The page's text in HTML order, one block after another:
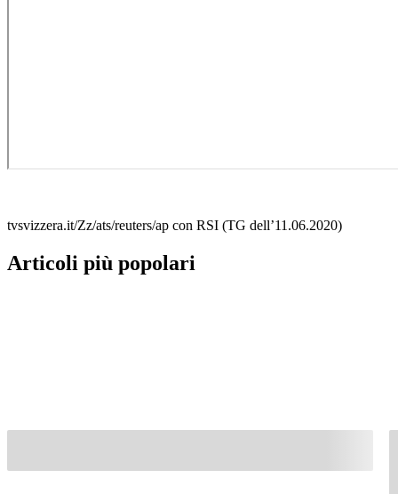
tvsvizzera.it/Zz/ats/reuters/ap con RSI (TG dell’11.06.2020)
Articoli più popolari